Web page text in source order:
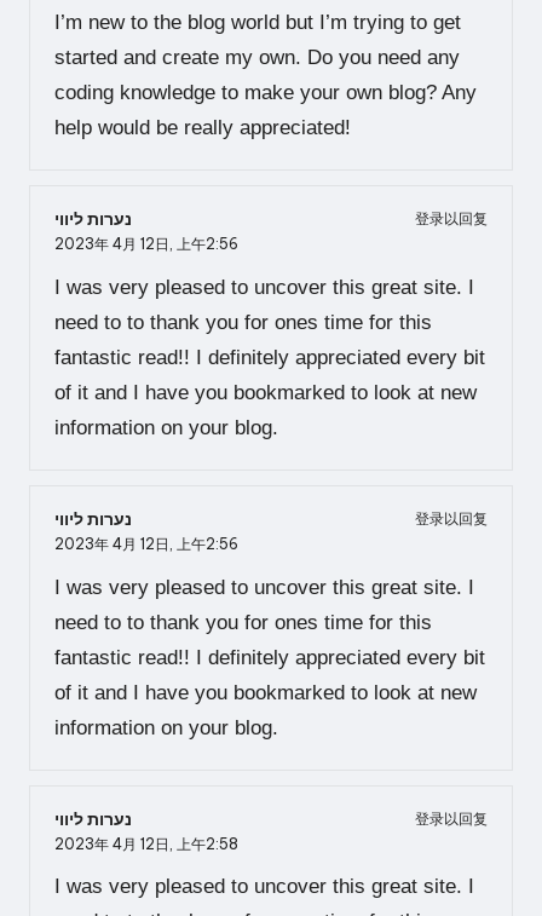
I’m new to the blog world but I’m trying to get
started and create my own. Do you need any
coding knowledge to make your own blog? Any
help would be really appreciated!
נערות ליווי
登录以回复
2023年 4月 12日,
上午2:56
I was very pleased to uncover this great site. I
need to to thank you for ones time for this
fantastic read!! I definitely appreciated every bit
of it and I have you bookmarked to look at new
information on your blog.
נערות ליווי
登录以回复
2023年 4月 12日,
上午2:56
I was very pleased to uncover this great site. I
need to to thank you for ones time for this
fantastic read!! I definitely appreciated every bit
of it and I have you bookmarked to look at new
information on your blog.
נערות ליווי
登录以回复
2023年 4月 12日,
上午2:58
I was very pleased to uncover this great site. I